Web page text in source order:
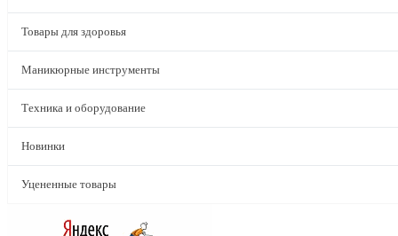
Товары для здоровья
Маникюрные инструменты
Техника и оборудование
Новинки
Уцененные товары